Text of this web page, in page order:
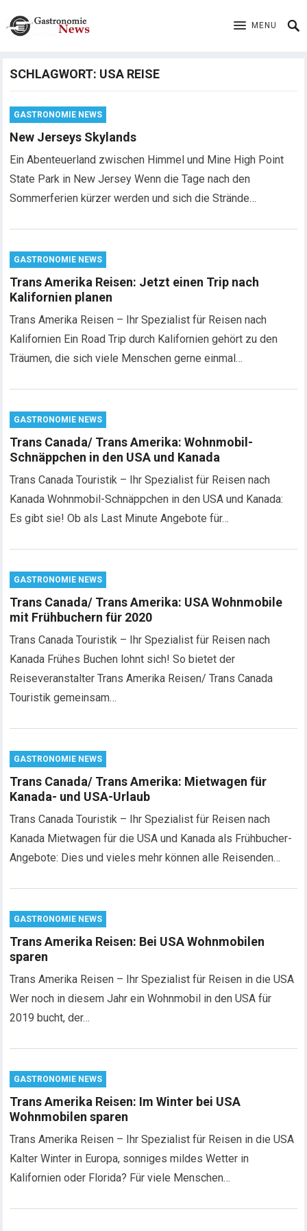
MENU
SCHLAGWORT: USA REISE
GASTRONOMIE NEWS
New Jerseys Skylands
Ein Abenteuerland zwischen Himmel und Mine High Point
State Park in New Jersey Wenn die Tage nach den
Sommerferien kürzer werden und sich die Strände…
GASTRONOMIE NEWS
Trans Amerika Reisen: Jetzt einen Trip nach
Kalifornien planen
Trans Amerika Reisen – Ihr Spezialist für Reisen nach
Kalifornien Ein Road Trip durch Kalifornien gehört zu den
Träumen, die sich viele Menschen gerne einmal…
GASTRONOMIE NEWS
Trans Canada/ Trans Amerika: Wohnmobil-
Schnäppchen in den USA und Kanada
Trans Canada Touristik – Ihr Spezialist für Reisen nach
Kanada Wohnmobil-Schnäppchen in den USA und Kanada:
Es gibt sie! Ob als Last Minute Angebote für…
GASTRONOMIE NEWS
Trans Canada/ Trans Amerika: USA Wohnmobile
mit Frühbuchern für 2020
Trans Canada Touristik – Ihr Spezialist für Reisen nach
Kanada Frühes Buchen lohnt sich! So bietet der
Reiseveranstalter Trans Amerika Reisen/ Trans Canada
Touristik gemeinsam…
GASTRONOMIE NEWS
Trans Canada/ Trans Amerika: Mietwagen für
Kanada- und USA-Urlaub
Trans Canada Touristik – Ihr Spezialist für Reisen nach
Kanada Mietwagen für die USA und Kanada als Frühbucher-
Angebote: Dies und vieles mehr können alle Reisenden…
GASTRONOMIE NEWS
Trans Amerika Reisen: Bei USA Wohnmobilen
sparen
Trans Amerika Reisen – Ihr Spezialist für Reisen in die USA
Wer noch in diesem Jahr ein Wohnmobil in den USA für
2019 bucht, der…
GASTRONOMIE NEWS
Trans Amerika Reisen: Im Winter bei USA
Wohnmobilen sparen
Trans Amerika Reisen – Ihr Spezialist für Reisen in die USA
Kalter Winter in Europa, sonniges mildes Wetter in
Kalifornien oder Florida? Für viele Menschen…